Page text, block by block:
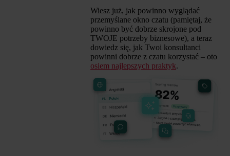
Wiesz już, jak powinno wyglądać
przemyślane okno czatu (pamiętaj, że
powinno być dobrze skrojone pod
TWOJE potrzeby biznesowe), a teraz
dowiedz się, jak Twoi konsultanci
powinni dobrze z czatu korzystać – oto
osiem najlepszych praktyk.